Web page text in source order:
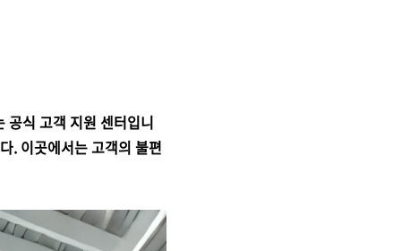
공식 고객 지원 센터입니
. 이곳에서는 고객의 불편